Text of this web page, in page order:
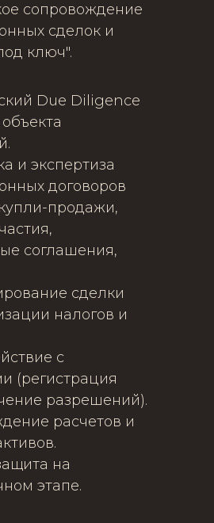
сопровождение
сделок и
ключ".
Due Diligence
и экспертиза
договоров
продажи,
соглашения,
сделки
налогов и
с
(регистрация
разрешений).
расчетов и
на
этапе.